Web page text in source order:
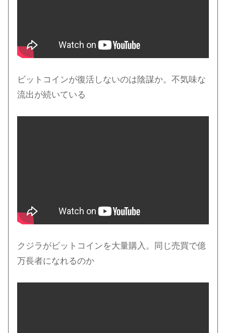
ビットコインが復活しないのは陰謀か。不気味な
流出が続いている
クジラがビットコインを大量購入。同じ売買で億
万長者になれるのか